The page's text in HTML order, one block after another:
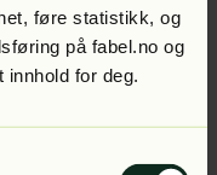
føre statistikk, og
på fabel.no og
innhold for deg.